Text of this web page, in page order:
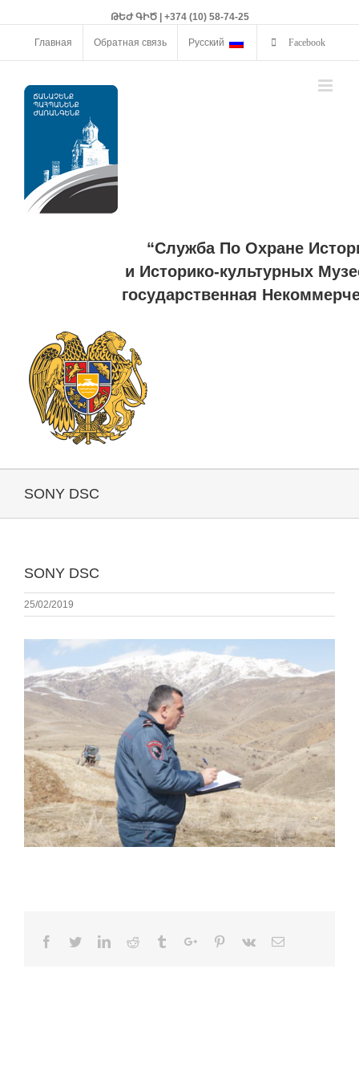
ԹԵԺ ԳԻԾ | +374 (10) 58-74-25
Главная Обратная связь Русский Facebook
“Служба По Охране
и Историко-культурных
государственная
SONY DSC
SONY DSC
25/02/2019
Facebook
TwitterLinkedinReddit TumblrGoogle+Pinterest
Vk Email